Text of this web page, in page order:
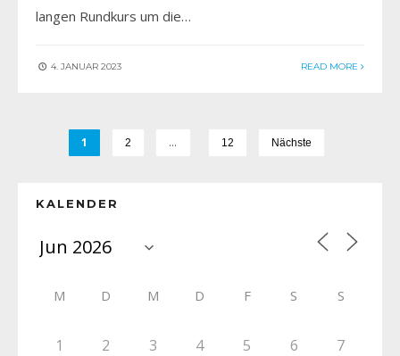
langen Rundkurs um die…
4. JANUAR 2023 READ MORE
1 2 … 12 Nächste
KALENDER
M D M D F S S
1 2 3 4 5 6 7